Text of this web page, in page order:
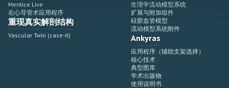
Mentice Live
右心导管术应用程序
重现真实解剖结构
Vascular Twin (case-it)
生理学流动模型系统
扩展与附加组件
硅胶血管模型
流动模型系统附件
Ankyras
应用程序（辅助支架选择）
核心技术
典型图库
学术出版物
使用说明书